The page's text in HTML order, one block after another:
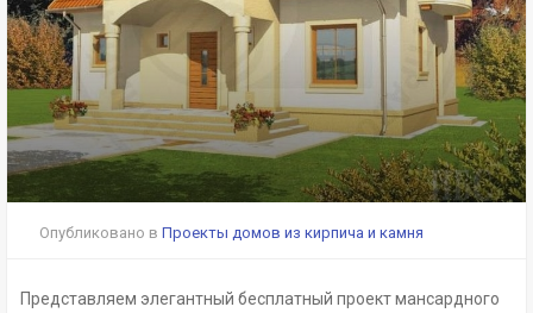
Опубликовано в Проекты домов из кирпича и камня
Представляем элегантный бесплатный проект мансардного